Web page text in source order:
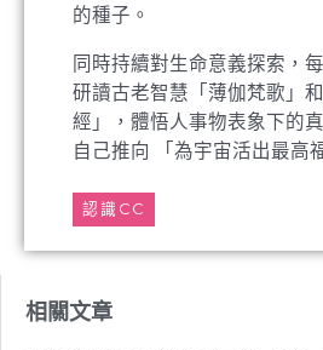
的種子。
同時持續對生命意義探索，
研讀古老智慧「薄伽梵歌」
經」，體悟人事物表象下的
自己推向 「為宇宙活出最高
認識CC
相關文章